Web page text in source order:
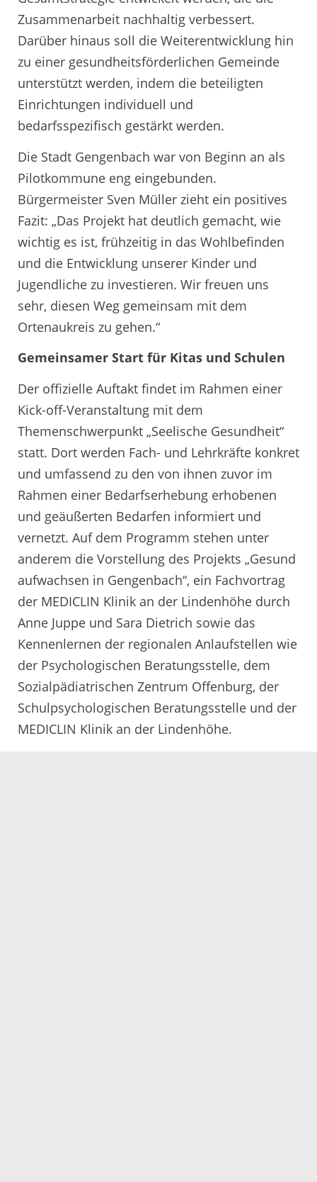
Zusammenarbeit nachhaltig verbessert.
Darüber hinaus soll die Weiterentwicklung hin
zu einer gesundheitsförderlichen Gemeinde
unterstützt werden, indem die beteiligten
Einrichtungen individuell und
bedarfsspezifisch gestärkt werden.
Die Stadt Gengenbach war von Beginn an als
Pilotkommune eng eingebunden.
Bürgermeister Sven Müller zieht ein positives
Fazit: „Das Projekt hat deutlich gemacht, wie
wichtig es ist, frühzeitig in das Wohlbefinden
und die Entwicklung unserer Kinder und
Jugendliche zu investieren. Wir freuen uns
sehr, diesen Weg gemeinsam mit dem
Ortenaukreis zu gehen.“
Gemeinsamer Start für Kitas und Schulen
Der offizielle Auftakt findet im Rahmen einer
Kick-off-Veranstaltung mit dem
Themenschwerpunkt „Seelische Gesundheit“
statt. Dort werden Fach- und Lehrkräfte konkret
und umfassend zu den von ihnen zuvor im
Rahmen einer Bedarfserhebung erhobenen
und geäußerten Bedarfen informiert und
vernetzt. Auf dem Programm stehen unter
anderem die Vorstellung des Projekts „Gesund
aufwachsen in Gengenbach“, ein Fachvortrag
der MEDICLIN Klinik an der Lindenhöhe durch
Anne Juppe und Sara Dietrich sowie das
Kennenlernen der regionalen Anlaufstellen wie
der Psychologischen Beratungsstelle, dem
Sozialpädiatrischen Zentrum Offenburg, der
Schulpsychologischen Beratungsstelle und der
MEDICLIN Klinik an der Lindenhöhe.